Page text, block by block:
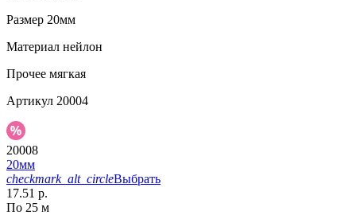
Размер 20мм
Материал нейлон
Прочее мягкая
Артикул 20004
20008
20мм
checkmark_alt_circleВыбрать
17.51 р.
По 25 м